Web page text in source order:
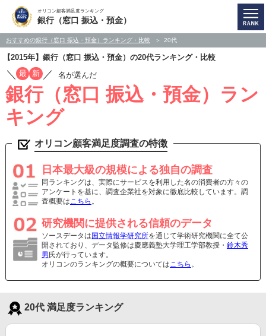
オリコン顧客満足度ランキング
銀行（窓口 振込・預金）
おすすめの銀行（窓口 振込・預金）ランキング・比較 20代
【2015年】銀行（窓口 振込・預金）の20代ランキング・比較
／ 最 新 ／ 名が選んだ
銀行（窓口 振込・預金）ラン
キング
オリコン顧客満足度調査の特徴
日本最大級の規模による独自の調査
同ランキングは、実際にサービスを利用した名の消費者の方々の
アンケートを基に、調査企業社を対象に徹底比較しています。調
査概要はこちら 。
研究機関に提供される信頼のデータ
ソースデータは 国立情報学研究所を通じて学術研究機関に全て公
開されており、データ監修は慶應義塾大学理工学部教授・ 鈴木秀
男 氏が行っています。
オリコンのランキングの概要についてはこちら 。
20代 満足度ランキング